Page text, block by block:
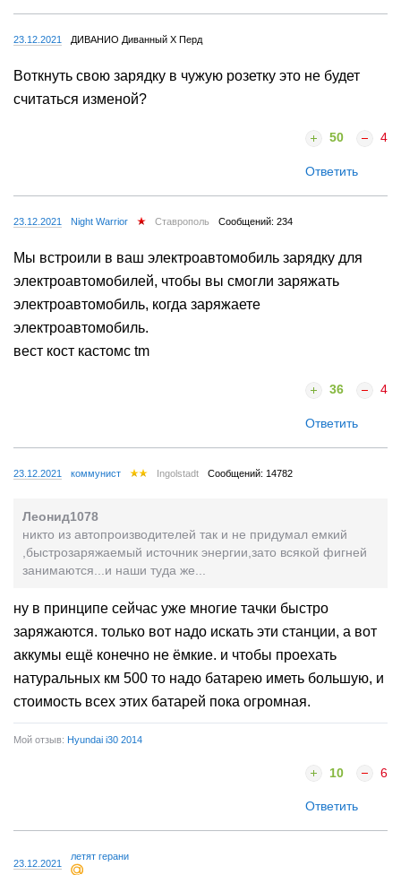
23.12.2021 ДИВАНИО Диванный X Перд
Воткнуть свою зарядку в чужую розетку это не будет
считаться изменой?
50 4
Ответить
23.12.2021 Night Warrior Ставрополь Сообщений: 234
Мы встроили в ваш электроавтомобиль зарядку для
электроавтомобилей, чтобы вы смогли заряжать
электроавтомобиль, когда заряжаете
электроавтомобиль.
вест кост кастомс tm
36 4
Ответить
23.12.2021 коммунист Ingolstadt Сообщений: 14782
Леонид1078
никто из автопроизводителей так и не придумал емкий
,быстрозаряжаемый источник энергии,зато всякой фигней
занимаются...и наши туда же...
ну в принципе сейчас уже многие тачки быстро
заряжаются. только вот надо искать эти станции, а вот
аккумы ещё конечно не ёмкие. и чтобы проехать
натуральных км 500 то надо батарею иметь большую, и
стоимость всех этих батарей пока огромная.
Мой отзыв: Hyundai i30 2014
10 6
Ответить
23.12.2021
летят герани